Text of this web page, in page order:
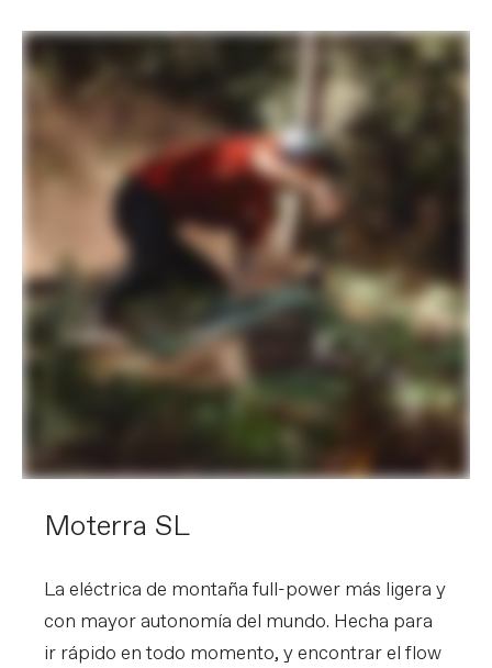
Moterra SL
La eléctrica de montaña full-power más ligera y
con mayor autonomía del mundo. Hecha para
ir rápido en todo momento, y encontrar el flow